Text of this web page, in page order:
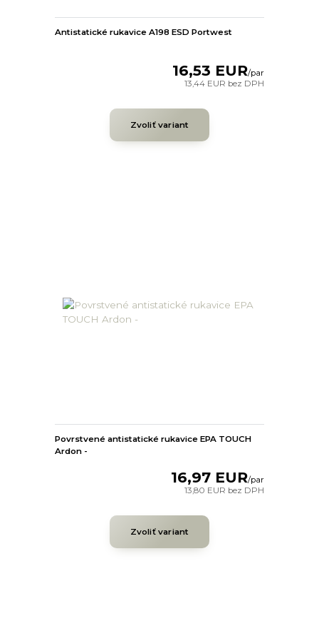
Antistatické rukavice A198 ESD Portwest
16,53 EUR/par
13,44 EUR bez DPH
Zvoliť variant
Povrstvené antistatické rukavice EPA TOUCH
Ardon -
16,97 EUR/par
13,80 EUR bez DPH
Zvoliť variant